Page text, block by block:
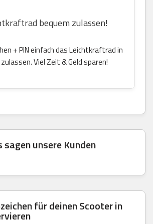
bequem zulassen!
+ PIN einfach das Leichtkraftrad in
Viel Zeit & Geld sparen!
sagen unsere Kunden
für deinen Scooter in